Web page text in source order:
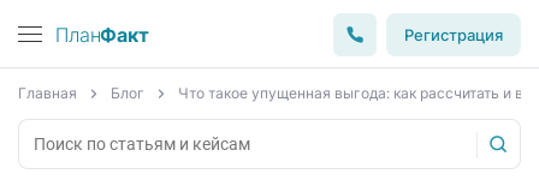
ПланФакт Регистрация
Главная Блог Что такое упущенная выгода: как рассчитать и